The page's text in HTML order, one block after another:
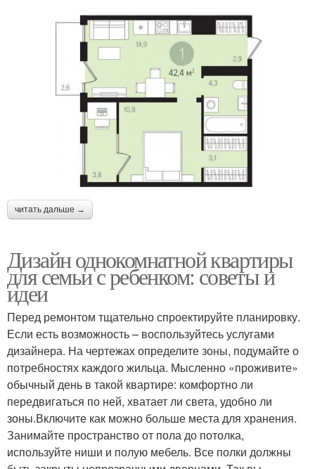
читать дальше →
Дизайн однокомнатной квартиры
для семьи с ребенком: советы и
идеи
Перед ремонтом тщательно спроектируйте планировку.
Если есть возможность – воспользуйтесь услугами
дизайнера. На чертежах определите зоны, подумайте о
потребностях каждого жильца. Мысленно «проживите»
обычный день в такой квартире: комфортно ли
передвигаться по ней, хватает ли света, удобно ли
зоны.Включите как можно больше места для хранения.
Занимайте пространство от пола до потолка,
используйте ниши и полую мебель. Все полки должны